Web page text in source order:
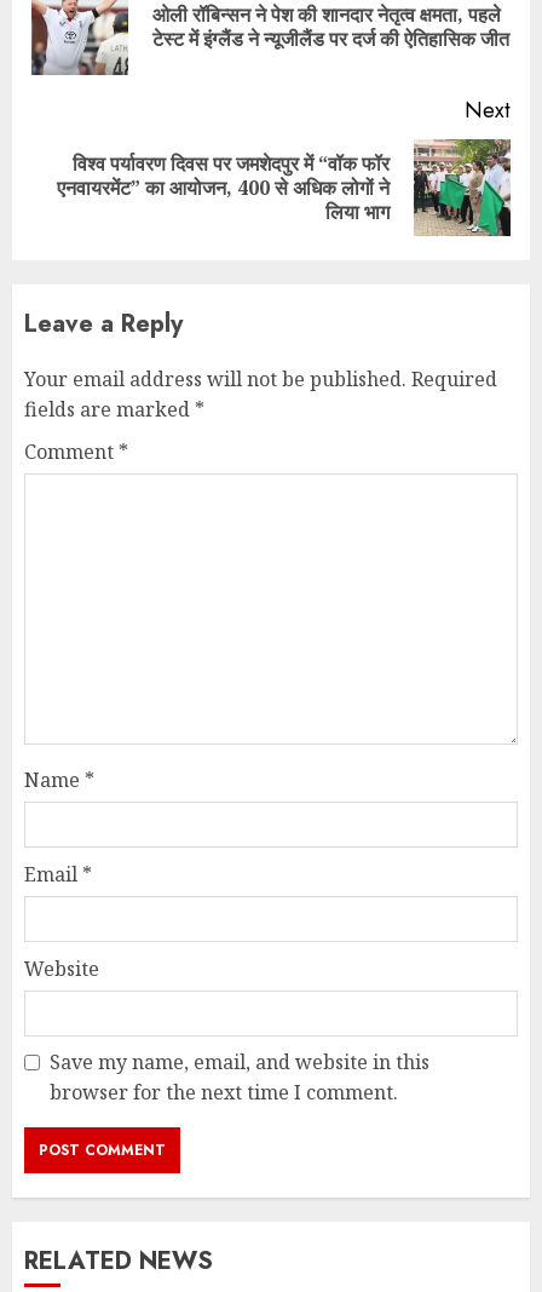
ओली रॉबिन्सन ने पेश की शानदार नेतृत्व क्षमता, पहले
टेस्ट में इंग्लैंड ने न्यूजीलैंड पर दर्ज की ऐतिहासिक जीत
Next
Next
विश्व पर्यावरण दिवस पर जमशेदपुर में “वॉक फॉर
एनवायरमेंट” का आयोजन, 400 से अधिक लोगों ने
लिया भाग
Leave a Reply
Your email address will not be published. Required
fields are marked *
Comment *
Name *
Email *
Website
Save my name, email, and website in this
browser for the next time I comment.
RELATED NEWS